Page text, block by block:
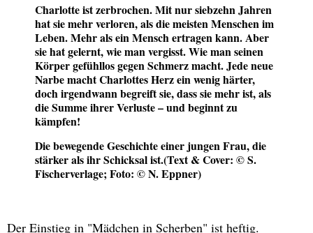
Charlotte ist zerbrochen. Mit nur siebzehn Jahren
hat sie mehr verloren, als die meisten Menschen im
Leben. Mehr als ein Mensch ertragen kann. Aber
sie hat gelernt, wie man vergisst. Wie man seinen
Körper gefühllos gegen Schmerz macht. Jede neue
Narbe macht Charlottes Herz ein wenig härter,
doch irgendwann begreift sie, dass sie mehr ist, als
die Summe ihrer Verluste – und beginnt zu
kämpfen!
Die bewegende Geschichte einer jungen Frau, die
stärker als ihr Schicksal ist.(Text & Cover: © S.
Fischerverlage; Foto: © N. Eppner)
Der Einstieg in "Mädchen in Scherben" ist heftig.